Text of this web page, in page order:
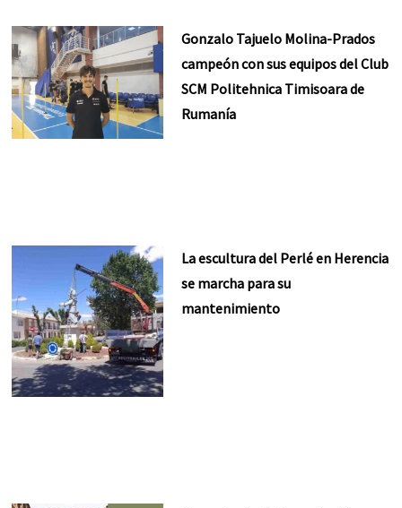
Gonzalo Tajuelo Molina-Prados
campeón con sus equipos del Club
SCM Politehnica Timisoara de
Rumanía
La escultura del Perlé en Herencia
se marcha para su
mantenimiento